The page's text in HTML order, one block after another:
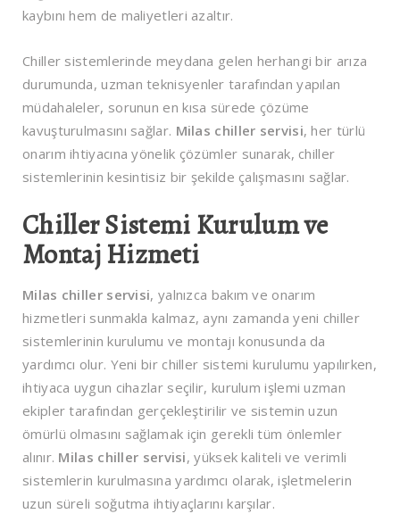
kaybını hem de maliyetleri azaltır.
Chiller sistemlerinde meydana gelen herhangi bir arıza
durumunda, uzman teknisyenler tarafından yapılan
müdahaleler, sorunun en kısa sürede çözüme
kavuşturulmasını sağlar. Milas chiller servisi, her türlü
onarım ihtiyacına yönelik çözümler sunarak, chiller
sistemlerinin kesintisiz bir şekilde çalışmasını sağlar.
Chiller Sistemi Kurulum ve
Montaj Hizmeti
Milas chiller servisi, yalnızca bakım ve onarım
hizmetleri sunmakla kalmaz, aynı zamanda yeni chiller
sistemlerinin kurulumu ve montajı konusunda da
yardımcı olur. Yeni bir chiller sistemi kurulumu yapılırken,
ihtiyaca uygun cihazlar seçilir, kurulum işlemi uzman
ekipler tarafından gerçekleştirilir ve sistemin uzun
ömürlü olmasını sağlamak için gerekli tüm önlemler
alınır. Milas chiller servisi, yüksek kaliteli ve verimli
sistemlerin kurulmasına yardımcı olarak, işletmelerin
uzun süreli soğutma ihtiyaçlarını karşılar.